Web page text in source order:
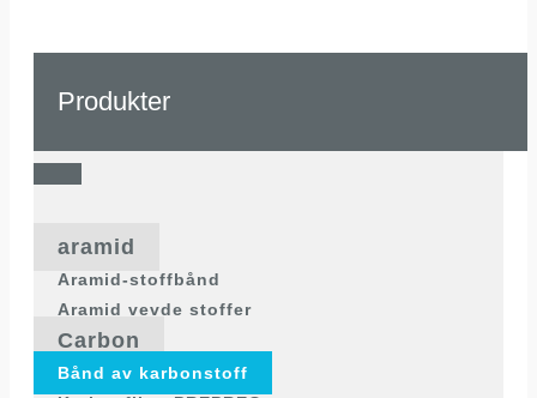
Produkter
aramid
Aramid-stoffbånd
Aramid vevde stoffer
Carbon
Bånd av karbonstoff